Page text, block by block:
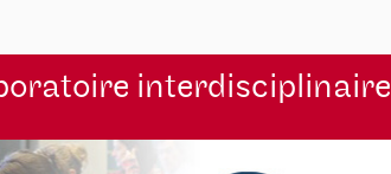
interdisciplinaire